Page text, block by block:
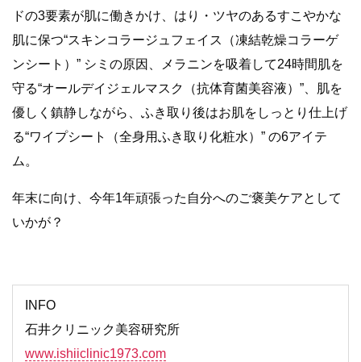
ドの3要素が肌に働きかけ、はり・ツヤのあるすこやかな
肌に保つ“スキンコラージュフェイス（凍結乾燥コラーゲ
ンシート）” シミの原因、メラニンを吸着して24時間肌を
守る“オールデイジェルマスク（抗体育菌美容液）”、肌を
優しく鎮静しながら、ふき取り後はお肌をしっとり仕上げ
る“ワイプシート（全身用ふき取り化粧水）” の6アイテ
ム。
年末に向け、今年1年頑張った自分へのご褒美ケアとして
いかが？
INFO
石井クリニック美容研究所
www.ishiiclinic1973.com